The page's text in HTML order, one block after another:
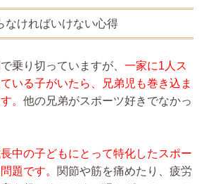
なければいけない心得
乗り切っていますが、 一家に1人ス
いる子がいたら、兄弟児も巻き込ま
。 他の兄弟がスポーツ好きでなかっ
中の子どもにとって特化したスポー
題です。 関節や筋を痛めたり、疲労